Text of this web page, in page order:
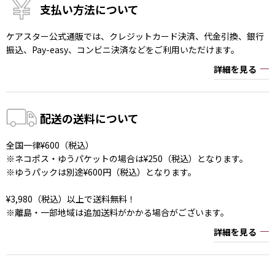
支払い方法について
ケアスター公式通販では、クレジットカード決済、代金引換、銀行
振込、Pay-easy、コンビニ決済などをご利用いただけます。
詳細を見る
配送の送料について
全国一律¥600（税込）
※ネコポス・ゆうパケットの場合は¥250（税込）となります。
※ゆうパックは別途¥600円（税込）となります。
¥3,980（税込）以上で送料無料！
※離島・一部地域は追加送料がかかる場合がございます。
詳細を見る